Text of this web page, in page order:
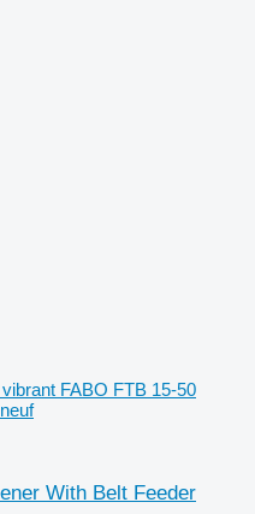
FABO FTB 15-50
With Belt Feeder